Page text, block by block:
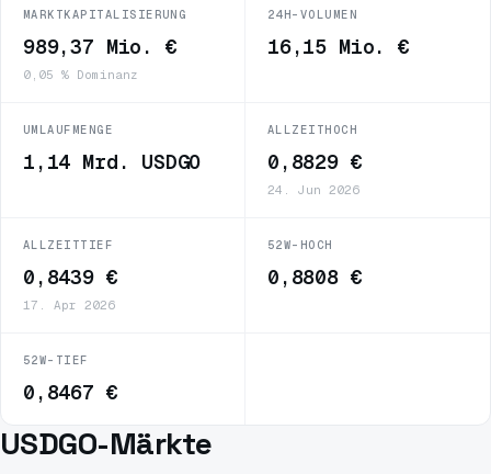
MARKTKAPITALISIERUNG
989,37 Mio. €
0,05 % Dominanz
24H-VOLUMEN
16,15 Mio. €
UMLAUFMENGE
1,14 Mrd. USDGO
ALLZEITHOCH
0,8829 €
24. Jun 2026
ALLZEITTIEF
0,8439 €
17. Apr 2026
52W-HOCH
0,8808 €
52W-TIEF
0,8467 €
USDGO-Märkte